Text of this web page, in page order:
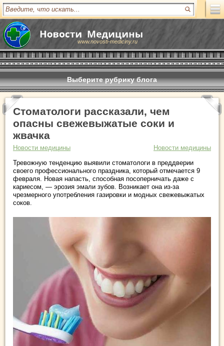
www.novosti-mediciny.ru
Выберите рубрику блога
Стоматологи рассказали, чем
опасны свежевыжатые соки и
жвачка
Новости медицины
Новости медицины
Тревожную тенденцию выявили стоматологи в преддверии
своего профессионального праздника, который отмечается 9
февраля. Новая напасть, способная посоперничать даже с
кариесом, — эрозия эмали зубов. Возникает она из-за
чрезмерного употребления газировки и модных свежевыжатых
соков.